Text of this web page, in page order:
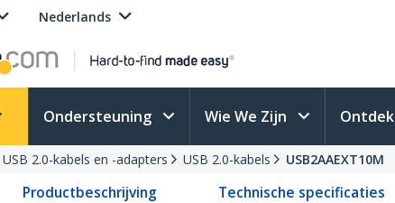
Nederlands
Ondersteuning Wie We Zijn Ontdek
USB 2.0-kabels en -adapters USB 2.0-kabels USB2AAEXT10M
Productbeschrijving Technische specificaties